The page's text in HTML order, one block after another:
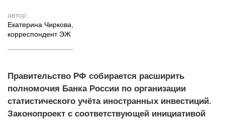
автор:
Екатерина Чиркова
корреспондент ЭЖ
Правительство РФ собирается расширить
полномочия Банка России по организации
статистического учёта иностранных инвестиций.
Законопроект с соответствующей инициативой